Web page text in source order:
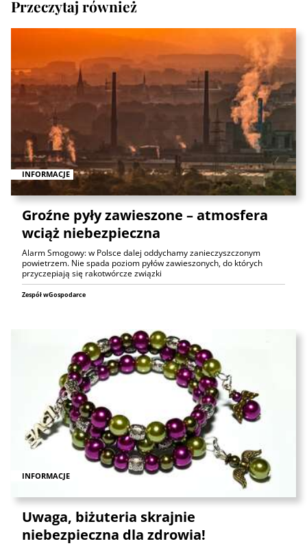
Przeczytaj również
INFORMACJE
Groźne pyły zawieszone – atmosfera
wciąż niebezpieczna
Alarm Smogowy: w Polsce dalej oddychamy zanieczyszczonym
powietrzem. Nie spada poziom pyłów zawieszonych, do których
przyczepiają się rakotwórcze związki
Zespół wGospodarce
INFORMACJE
Uwaga, biżuteria skrajnie
niebezpieczna dla zdrowia!